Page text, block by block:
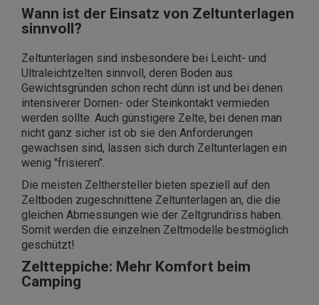
Wann ist der Einsatz von Zeltunterlagen
sinnvoll?
Zeltunterlagen sind insbesondere bei Leicht- und
Ultraleichtzelten sinnvoll, deren Boden aus
Gewichtsgründen schon recht dünn ist und bei denen
intensiverer Dornen- oder Steinkontakt vermieden
werden sollte. Auch günstigere Zelte, bei denen man
nicht ganz sicher ist ob sie den Anforderungen
gewachsen sind, lassen sich durch Zeltunterlagen ein
wenig "frisieren".
Die meisten Zelthersteller bieten speziell auf den
Zeltboden zugeschnittene Zeltunterlagen an, die die
gleichen Abmessungen wie der Zeltgrundriss haben.
Somit werden die einzelnen Zeltmodelle bestmöglich
geschützt!
Zeltteppiche: Mehr Komfort beim
Camping